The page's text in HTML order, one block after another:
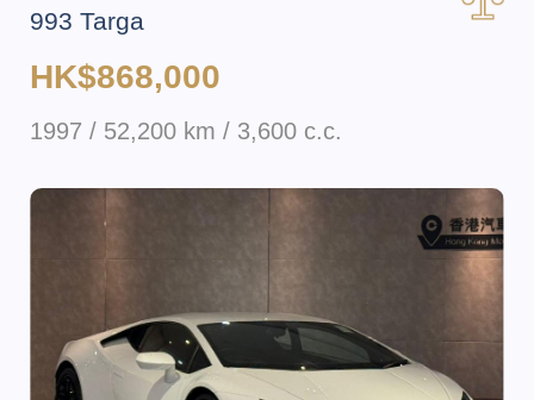
993 Targa
HK$868,000
1997 / 52,200 km / 3,600 c.c.